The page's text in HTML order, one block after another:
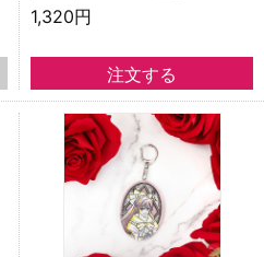
1,320円